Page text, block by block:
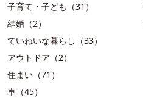
子育て・子ども（31）
結婚（2）
ていねいな暮らし（33）
アウトドア（2）
住まい（71）
車（45）